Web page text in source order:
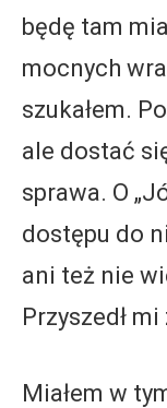
będę tam
mocnych
szukałem.
ale dostać
sprawa. O
dostępu do
ani też nie
Przyszedł
Miałem w